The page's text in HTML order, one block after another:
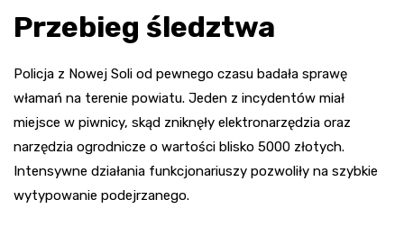
Przebieg śledztwa
Policja z Nowej Soli od pewnego czasu badała sprawę
włamań na terenie powiatu. Jeden z incydentów miał
miejsce w piwnicy, skąd zniknęły elektronarzędzia oraz
narzędzia ogrodnicze o wartości blisko 5000 złotych.
Intensywne działania funkcjonariuszy pozwoliły na szybkie
wytypowanie podejrzanego.